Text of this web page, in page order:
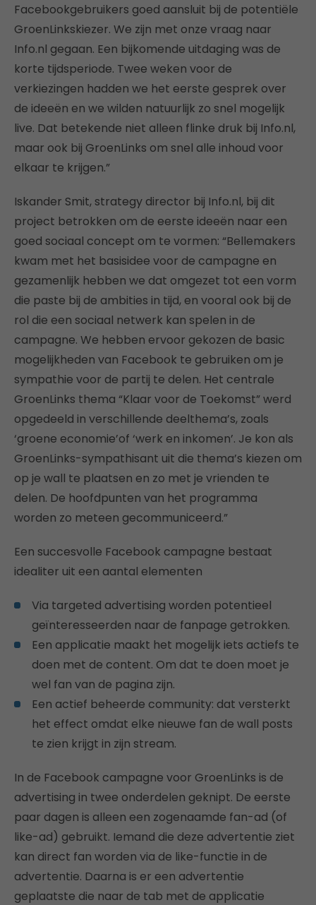
Facebookgebruikers goed aansluit bij de potentiële
GroenLinkskiezer. We zijn met onze vraag naar
Info.nl gegaan. Een bijkomende uitdaging was de
korte tijdsperiode. Twee weken voor de
verkiezingen hadden we het eerste gesprek over
de ideeën en we wilden natuurlijk zo snel mogelijk
live. Dat betekende niet alleen flinke druk bij Info.nl,
maar ook bij GroenLinks om snel alle inhoud voor
elkaar te krijgen.”
Iskander Smit, strategy director bij Info.nl, bij dit
project betrokken om de eerste ideeën naar een
goed sociaal concept om te vormen: “Bellemakers
kwam met het basisidee voor de campagne en
gezamenlijk hebben we dat omgezet tot een vorm
die paste bij de ambities in tijd, en vooral ook bij de
rol die een sociaal netwerk kan spelen in de
campagne. We hebben ervoor gekozen de basic
mogelijkheden van Facebook te gebruiken om je
sympathie voor de partij te delen. Het centrale
GroenLinks thema “Klaar voor de Toekomst” werd
opgedeeld in verschillende deelthema’s, zoals
‘groene economie’of ‘werk en inkomen’. Je kon als
GroenLinks-sympathisant uit die thema’s kiezen om
op je wall te plaatsen en zo met je vrienden te
delen. De hoofdpunten van het programma
worden zo meteen gecommuniceerd.”
Een succesvolle Facebook campagne bestaat
idealiter uit een aantal elementen
Via targeted advertising worden potentieel
geïnteresseerden naar de fanpage getrokken.
Een applicatie maakt het mogelijk iets actiefs te
doen met de content. Om dat te doen moet je
wel fan van de pagina zijn.
Een actief beheerde community: dat versterkt
het effect omdat elke nieuwe fan de wall posts
te zien krijgt in zijn stream.
In de Facebook campagne voor GroenLinks is de
advertising in twee onderdelen geknipt. De eerste
paar dagen is alleen een zogenaamde fan-ad (of
like-ad) gebruikt. Iemand die deze advertentie ziet
kan direct fan worden via de like-functie in de
advertentie. Daarna is er een advertentie
geplaatste die naar de tab met de applicatie